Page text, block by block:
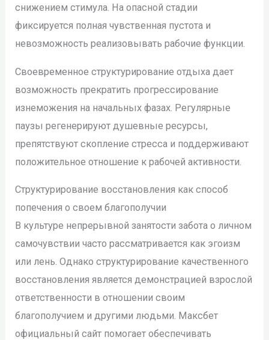
снижением стимула. На опасной стадии
фиксируется полная чувственная пустота и
невозможность реализовывать рабочие функции.
Своевременное структурирование отдыха дает
возможность прекратить прогрессирование
изнеможения на начальных фазах. Регулярные
паузы регенерируют душевные ресурсы,
препятствуют скопление стресса и поддерживают
положительное отношение к рабочей активности.
Структурирование восстановления как способ
попечения о своем благополучии
В культуре непрерывной занятости забота о личном
самочувствии часто рассматривается как эгоизм
или лень. Однако структурирование качественного
восстановления является демонстрацией взрослой
ответственности в отношении своим
благополучием и другими людьми. Максбет
официальный сайт помогает обеспечивать